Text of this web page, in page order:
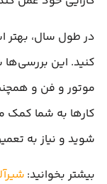
در طول سال، بهتر
کنید. این
موتور و فن و
کارها به شما کمک
شوید و نیاز به
بیشتر بخوانید: